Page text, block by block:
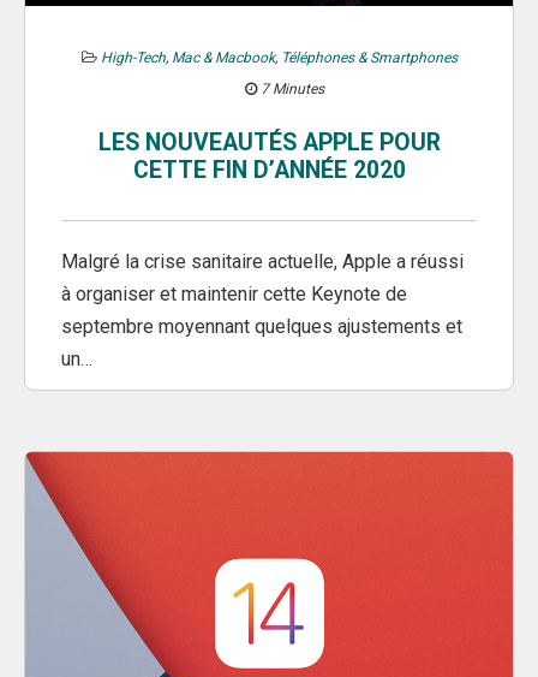
High-Tech, Mac & Macbook, Téléphones & Smartphones
7 Minutes
LES NOUVEAUTÉS APPLE POUR
CETTE FIN D’ANNÉE 2020
Malgré la crise sanitaire actuelle, Apple a réussi
à organiser et maintenir cette Keynote de
septembre moyennant quelques ajustements et
un…